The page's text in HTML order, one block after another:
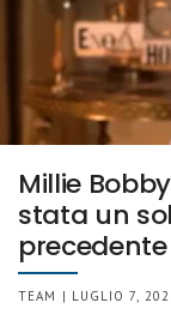
Millie
stata un
precedente
TEAM | LUGLIO 7,